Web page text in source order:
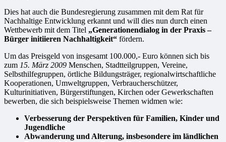
Dies hat auch die Bundesregierung zusammen mit dem Rat für
Nachhaltige Entwicklung erkannt und will dies nun durch einen
Wettbewerb mit dem Titel „Generationendialog in der Praxis –
Bürger initiieren Nachhaltigkeit“ fördern.
Um das Preisgeld von insgesamt 100.000,- Euro können sich bis
zum 15. März 2009 Menschen, Stadtteilgruppen, Vereine,
Selbsthilfegruppen, örtliche Bildungsträger, regionalwirtschaftliche
Kooperationen, Umweltgruppen, Verbraucherschützer,
Kulturinitiativen, Bürgerstiftungen, Kirchen oder Gewerkschaften
bewerben, die sich beispielsweise Themen widmen wie:
Verbesserung der Perspektiven für Familien, Kinder und
Jugendliche
Abwanderung und Alterung, insbesondere im ländlichen